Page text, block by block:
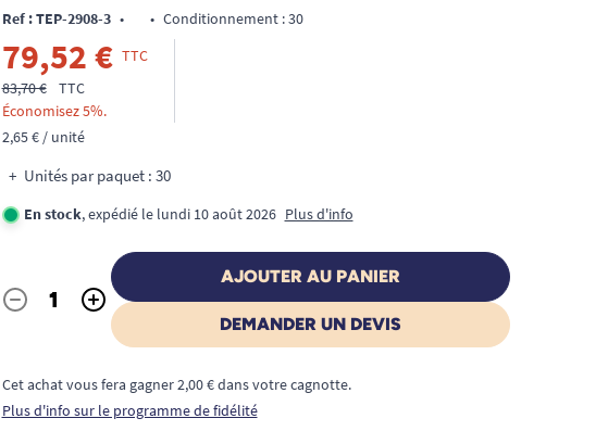
Ref : TEP-2908-3 • • Conditionnement : 30
79,52 € TTC
83,70 €
TTC
Économisez 5%.
2,65 € / unité
Unités par paquet : 30
En stock, expédié le lundi 10 août 2026 Plus d'info
Quantité
- +
AJOUTER AU PANIER
DEMANDER UN DEVIS
Cet achat vous fera gagner 2,00 € dans votre cagnotte.
Plus d'info sur le programme de fidélité